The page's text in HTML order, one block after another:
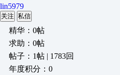
lin5979
关注 私信
精华：0帖
求助：0帖
帖子：1帖 | 1783回
年度积分：0